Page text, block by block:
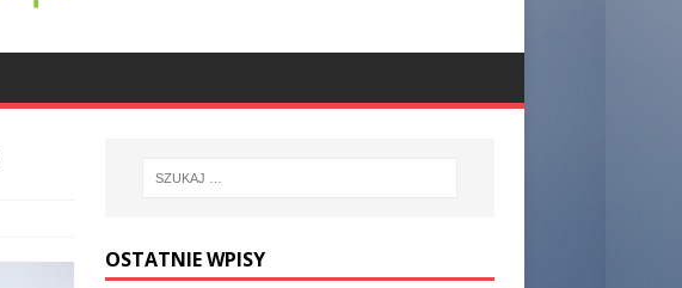
OSTATNIE WPISY